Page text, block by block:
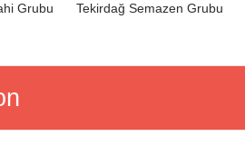
Grubu Tekirdağ Semazen Grubu